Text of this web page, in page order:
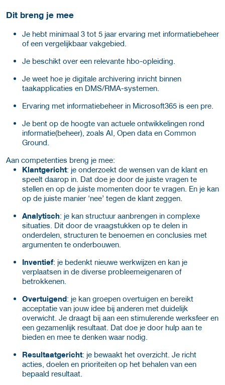
Dit breng je mee
Je hebt minimaal 3 tot 5 jaar ervaring met informatiebeheer
of een vergelijkbaar vakgebied.
Je beschikt over een relevante hbo-opleiding.
Je weet hoe je digitale archivering inricht binnen
taakapplicaties en DMS/RMA-systemen.
Ervaring met informatiebeheer in Microsoft365 is een pre.
Je bent op de hoogte van actuele ontwikkelingen rond
informatie(beheer), zoals AI, Open data en Common
Ground.
Aan competenties breng je mee:
Klantgericht: je onderzoekt de wensen van de klant en
speelt daarop in. Dat doe je door de juiste vragen te
stellen en op de juiste momenten door te vragen. En je kan
op de juiste manier 'nee’ tegen de klant zeggen.
Analytisch: je kan structuur aanbrengen in complexe
situaties. Dit door de vraagstukken op te delen in
onderdelen, structuren te benoemen en conclusies met
argumenten te onderbouwen.
Inventief: je bedenkt nieuwe werkwijzen en kan je
verplaatsen in de diverse probleemeigenaren of
betrokkenen.
Overtuigend: je kan groepen overtuigen en bereikt
acceptatie van jouw idee bij anderen met duidelijk
overwicht. Je draagt bij aan een stimulerende werksfeer en
een gezamenlijk resultaat. Dat doe je door hulp aan te
bieden en mee te denken waar nodig.
Resultaatgericht: je bewaakt het overzicht. Je richt
acties, doelen en prioriteiten op het behalen van een
bepaald resultaat.